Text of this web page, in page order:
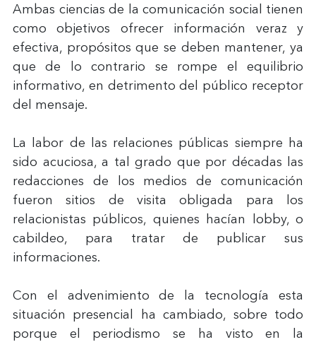
Ambas ciencias de la comunicación social tienen
como objetivos ofrecer información veraz y
efectiva, propósitos que se deben mantener, ya
que de lo contrario se rompe el equilibrio
informativo, en detrimento del público receptor
del mensaje.
La labor de las relaciones públicas siempre ha
sido acuciosa, a tal grado que por décadas las
redacciones de los medios de comunicación
fueron sitios de visita obligada para los
relacionistas públicos, quienes hacían lobby, o
cabildeo, para tratar de publicar sus
informaciones.
Con el advenimiento de la tecnología esta
situación presencial ha cambiado, sobre todo
porque el periodismo se ha visto en la